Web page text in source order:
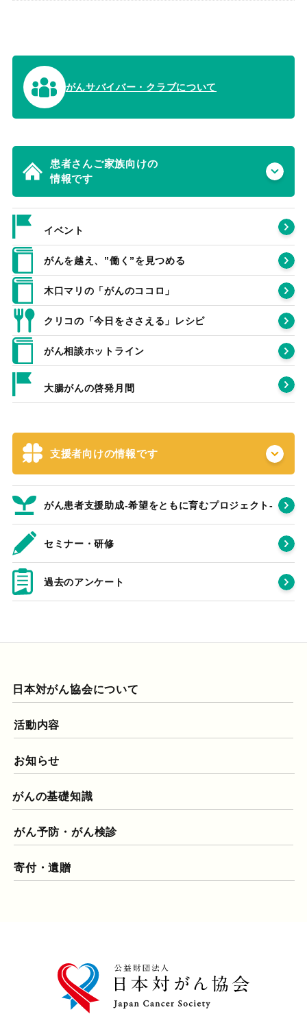
がんサバイバー・クラブについて
患者さんご家族向けの
情報です
イベント
がんを越え、”働く”を見つめる
木口マリの「がんのココロ」
クリコの「今日をささえる」レシピ
がん相談ホットライン
大腸がんの啓発月間
支援者向けの情報です
がん患者支援助成-希望をともに育むプロジェクト‐
セミナー・研修
過去のアンケート
日本対がん協会について
活動内容
お知らせ
がんの基礎知識
がん予防・がん検診
寄付・遺贈